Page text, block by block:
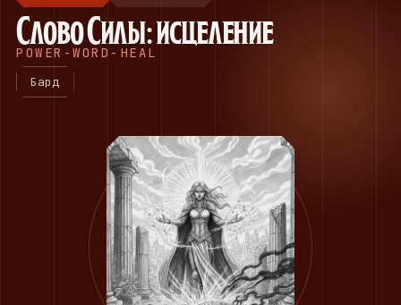
Слово Силы: исцеление
POWER-WORD-HEAL
Бард